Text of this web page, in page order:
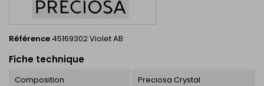
Référence 45169302 Violet AB
Fiche technique
Composition Preciosa Crystal